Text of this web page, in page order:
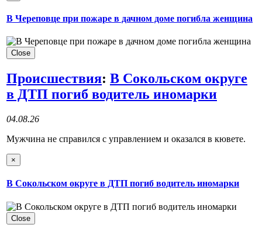
В Череповце при пожаре в дачном доме погибла женщина
Close
Происшествия: В Сокольском округе
в ДТП погиб водитель иномарки
04.08.26
Мужчина не справился с управлением и оказался в кювете.
×
В Сокольском округе в ДТП погиб водитель иномарки
Close